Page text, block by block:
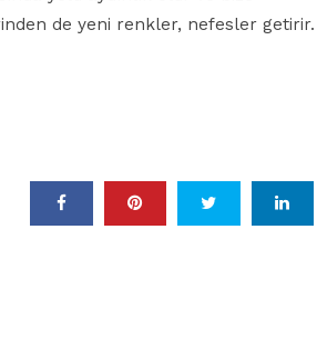
de yeni renkler, nefesler getirir.